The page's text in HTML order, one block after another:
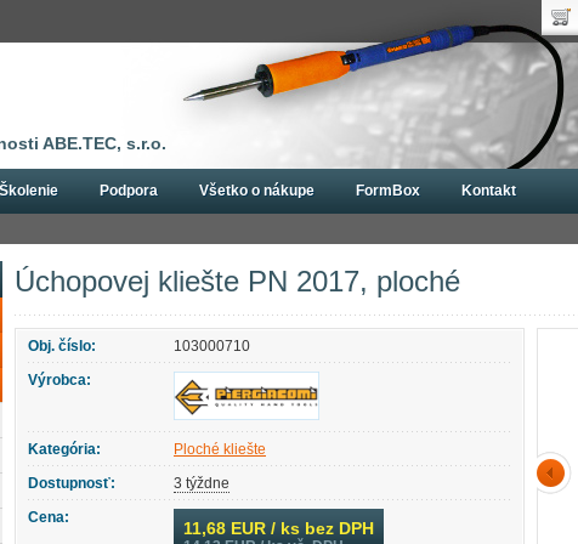
Úchopovej kliešte PN 2017, ploché
Obj. číslo:
103000710
Výrobca:
Kategória:
Ploché kliešte
Dostupnosť:
3 týždne
Cena:
11,68 EUR / ks bez DPH
ABE.TEC, s.r.o.
Školenie Podpora Všetko o nákupe FormBox Kontakt